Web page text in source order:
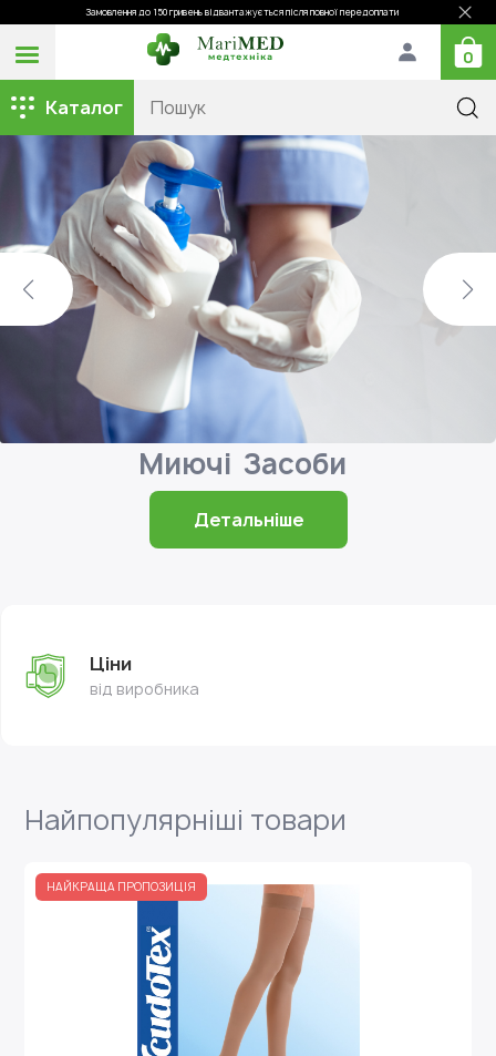
Замовлення до 150 гривень відвантажується після повної передоплати
0
Каталог
Миючі Засоби
Детальніше
Ціни
від виробника
Найпопулярніші товари
НАЙКРАЩА ПРОПОЗИЦІЯ